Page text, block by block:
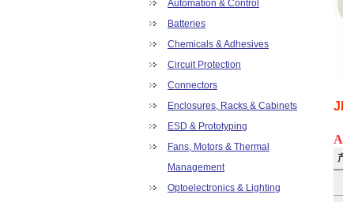
Automation & Control
Batteries
Chemicals & Adhesives
Circuit Protection
Connectors
Enclosures, Racks & Cabinets
ESD & Prototyping
Fans, Motors & Thermal
Management
Optoelectronics & Lighting